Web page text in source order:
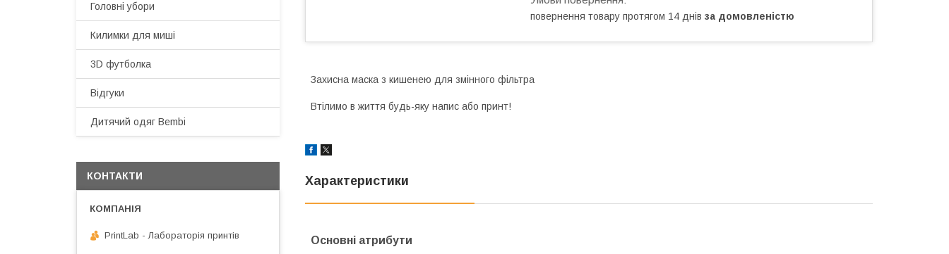
повернення товару протягом 14 днів за домовленістю
Захисна маска з кишенею для змінного фільтра
Втілимо в життя будь-яку напис або принт!
Характеристики
Основні атрибути
Головні убори
Килимки для миші
3D футболка
Відгуки
Дитячий одяг Bembi
КОНТАКТИ
PrintLab - Лабораторія принтів